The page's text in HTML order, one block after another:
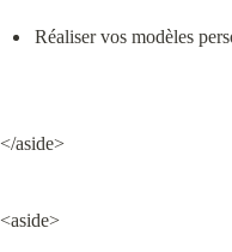
Réaliser vos modèles
</aside>
<aside>